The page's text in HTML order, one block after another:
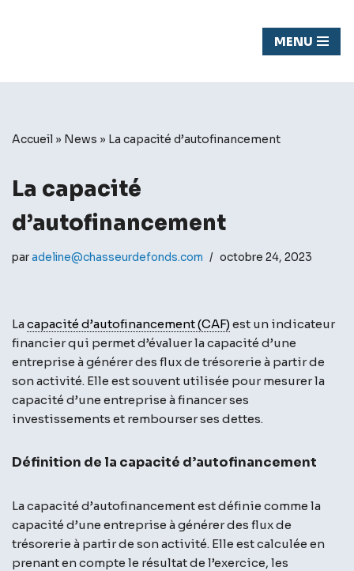
contenu
MENU
Accueil » News » La capacité d’autofinancement
La capacité
d’autofinancement
paradeline@chasseurdefonds.com octobre 24, 2023
Lacapacité d’autofinancement (CAF) est un indicateur
financier qui permet d’évaluer la capacité d’une
entreprise à générer des flux de trésorerie à partir de
son activité. Elle est souvent utilisée pour mesurer la
capacité d’une entreprise à financer ses
investissements et rembourser ses dettes.
Définition de la capacité d’autofinancement
La capacité d’autofinancement est définie comme la
capacité d’une entreprise à générer des flux de
trésorerie à partir de son activité. Elle est calculée en
prenant en compte le résultat de l’exercice, les